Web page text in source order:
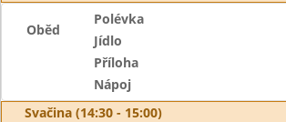
Oběd
Polévka
Jídlo
Příloha
Nápoj
Svačina (14:30 - 15:00)